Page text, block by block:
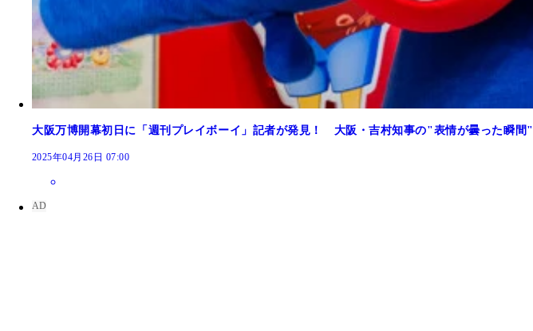
大阪万博開幕初日に「週刊プレイボーイ」記者が発見！ 大阪・吉村知事の"表情が曇った瞬間"
2025年04月26日 07:00